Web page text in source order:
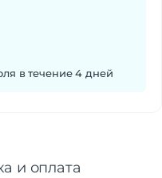
в течение 4 дней
и оплата